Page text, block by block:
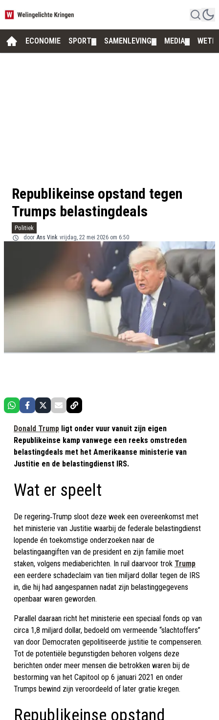
ECONOMIE SPORT SAMENLEVING MEDIA
Republikeinse opstand tegen
Trumps belastingdeals
Politiek
door Ans Vink vrijdag, 22 mei 2026 om 6:50
Donald Trump ligt onder vuur vanuit zijn eigen
Republikeinse kamp vanwege een reeks omstreden
belastingdeals met het Amerikaanse ministerie van
Justitie en de belastingdienst IRS.
Wat er speelt
De regering‑Trump sloot deze week een overeenkomst met
het ministerie van Justitie waarbij de federale belastingdienst
lopende én toekomstige onderzoeken naar de
belastingaangiften van de president en zijn familie moet
staken, volgens mediaberichten. In ruil daarvoor trok Trump
een eerdere schadeclaim van tien miljard dollar tegen de IRS
in, die hij had aangespannen nadat zijn belastinggegevens
openbaar waren geworden.
Parallel daaraan richt het ministerie een speciaal fonds op van
circa 1,8 miljard dollar, bedoeld om vermeende “slachtoffers”
van door Democraten gepolitiseerde justitie te compenseren.
Tot de potentiële begunstigden behoren volgens deze
berichten onder meer mensen die betrokken waren bij de
bestorming van het Capitool op 6 januari 2021 en onder
Trumps bewind zijn veroordeeld of later gratie kregen.
Republikeinse opstand